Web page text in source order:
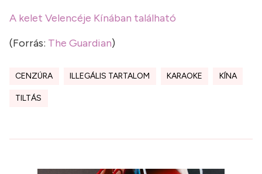
A kelet Velencéje Kínában található
(Forrás: The Guardian)
CENZÚRA ILLEGÁLIS TARTALOM KARAOKE KÍNA
TILTÁS